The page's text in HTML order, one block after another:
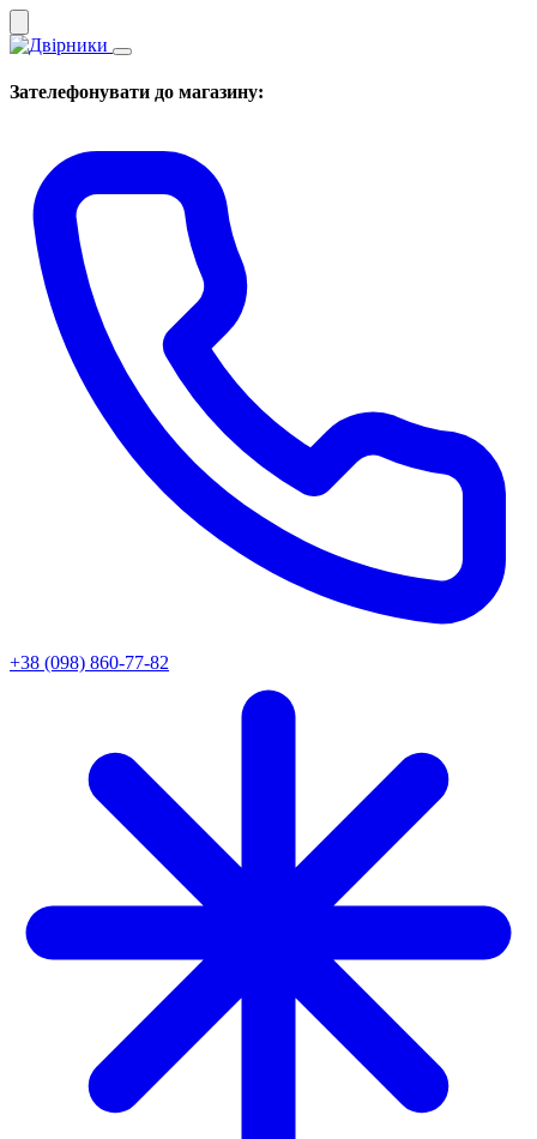
Зателефонувати до магазину:
+38 (098) 860-77-82